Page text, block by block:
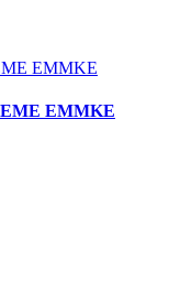
EMMKE
EMMKE